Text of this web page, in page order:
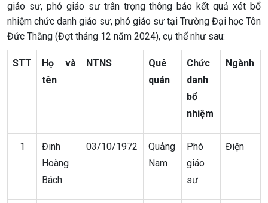
giáo sư, phó giáo sư trân trọng thông báo kết quả xét bổ
nhiệm chức danh giáo sư, phó giáo sư tại Trường Đại học Tôn
Đức Thắng (Đợt tháng 12 năm 2024), cụ thể như sau:
STT
Họ và
tên
NTNS
Quê
quán
Chức
danh
bổ
nhiệm
Ngành
1
Đinh
Hoàng
Bách
03/10/1972
Quảng
Nam
Phó
giáo
sư
Điện